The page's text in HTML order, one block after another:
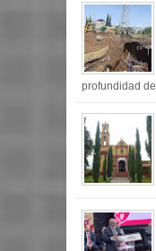
profundidad de